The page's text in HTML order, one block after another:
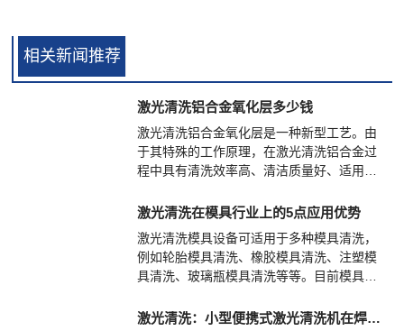
相关新闻推荐
激光清洗铝合金氧化层多少钱
激光清洗铝合金氧化层是一种新型工艺。由
于其特殊的工作原理，在激光清洗铝合金过
程中具有清洗效率高、清洁质量好、适用对
境和便于实现自动化等一系列优点。
激光清洗在模具行业上的5点应用优势
激光清洗模具设备可适用于多种模具清洗，
例如轮胎模具清洗、橡胶模具清洗、注塑模
具清洗、玻璃瓶模具清洗等等。目前模具行
而一件好的产品的生产少不了一台好的模激光清洗：小型便携式激光清洗机在焊后的清洗应用